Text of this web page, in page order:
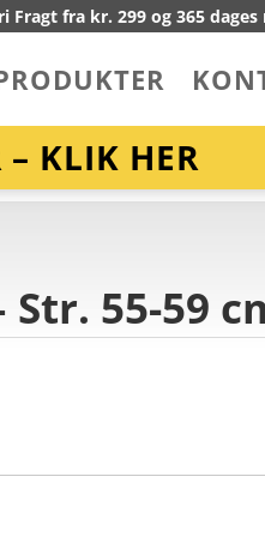
Fragt fra kr. 299 og 365
– KLIK HER
Str. 55-59